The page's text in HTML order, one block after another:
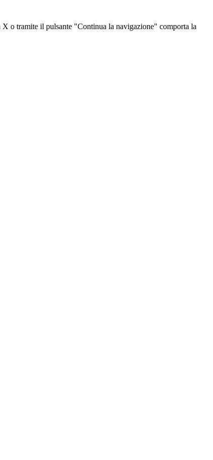
o tramite il pulsante "Continua la navigazione" comporta la